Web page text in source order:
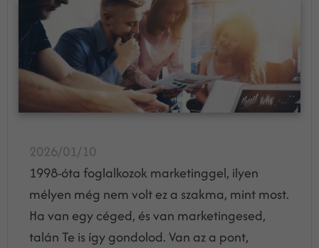
2026/01/10
1998-óta foglalkozok marketinggel, ilyen
mélyen még nem volt ez a szakma, mint most.
Ha van egy céged, és van marketingesed,
talán Te is így gondolod. Van az a pont,